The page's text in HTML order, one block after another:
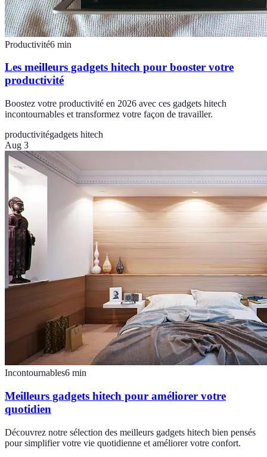
Productivité6 min
Les meilleurs gadgets hitech pour booster votre
productivité
Boostez votre productivité en 2026 avec ces gadgets hitech
incontournables et transformez votre façon de travailler.
productivitégadgets hitech
Aug 3
Incontournables6 min
Meilleurs gadgets hitech pour améliorer votre
quotidien
Découvrez notre sélection des meilleurs gadgets hitech bien pensés
pour simplifier votre vie quotidienne et améliorer votre confort.